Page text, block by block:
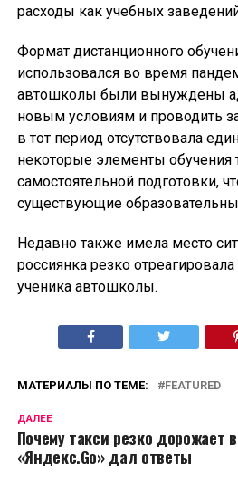
расходы как учебных
Формат дистанционного
использовался во время
автошколы были вынуждены
новым условиям и проводить
в тот период отсутствовала
некоторые элементы обучения
самостоятельной подготовки,
существующие
Недавно также имела место
россиянка резко
ученика автошколы.
МАТЕРИАЛЫ ПО ТЕМЕ: FEATURED
ДАЛЕЕ
Почему такси резко дорожает
«Яндекс.Go» дал ответы